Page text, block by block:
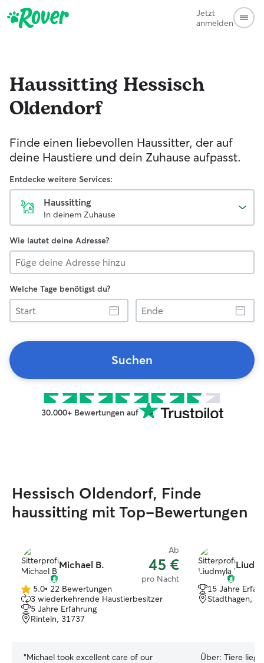
Jetzt
anmelden
Haussitting Hessisch
Oldendorf
Finde einen liebevollen Haussitter, der auf
deine Haustiere und dein Zuhause aufpasst.
Entdecke weitere Services:
Haussitting
In deinem Zuhause
Wie lautet deine Adresse?
Welche Tage benötigst du?
Start
Ende
Suchen
30.000+ Bewertungen auf
Hessisch Oldendorf, Finde
haussitting mit Top-Bewertungen
Michael B.
Ab
45 €
pro Nacht
5.0
von
5
Sternen
5.0• 22 Bewertungen
3 wiederkehrende Haustierbesitzer
5 Jahre Erfahrung
Rinteln, 31737
“Michael took excellent care of our
15 Jahre
Stadthagen,
Über: Tiere